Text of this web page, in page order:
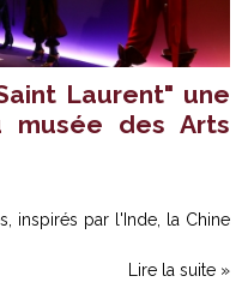
Laurent" une
musée des Arts
inspirés par l'Inde, la Chine
Lire la suite »